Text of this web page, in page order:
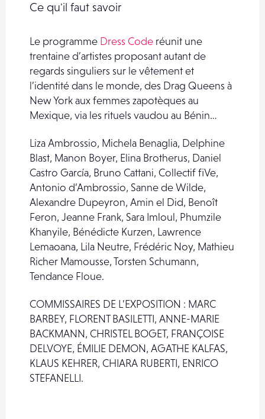
Ce qu'il faut savoir
Le programme Dress Code réunit une
trentaine d’artistes proposant autant de
regards singuliers sur le vêtement et
l’identité dans le monde, des Drag Queens à
New York aux femmes zapotèques au
Mexique, via les rituels vaudou au Bénin…
Liza Ambrossio, Michela Benaglia, Delphine
Blast, Manon Boyer, Elina Brotherus, Daniel
Castro García, Bruno Cattani, Collectif fiVe,
Antonio d’Ambrossio, Sanne de Wilde,
Alexandre Dupeyron, Amin el Did, Benoît
Feron, Jeanne Frank, Sara Imloul, Phumzile
Khanyile, Bénédicte Kurzen, Lawrence
Lemaoana, Lila Neutre, Frédéric Noy, Mathieu
Richer Mamousse, Torsten Schumann,
Tendance Floue.
COMMISSAIRES DE L’EXPOSITION : MARC
BARBEY, FLORENT BASILETTI, ANNE-MARIE
BACKMANN, CHRISTEL BOGET, FRANÇOISE
DELVOYE, ÉMILIE DEMON, AGATHE KALFAS,
KLAUS KEHRER, CHIARA RUBERTI, ENRICO
STEFANELLI.